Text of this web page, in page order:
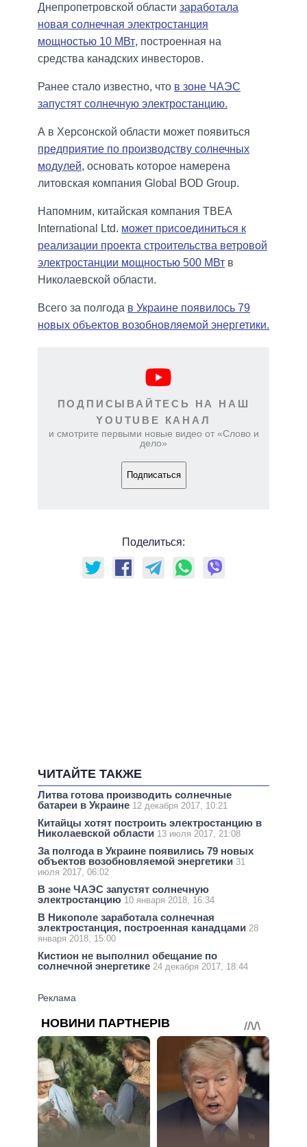
Днепропетровской области заработала
новая солнечная электростанция
мощностью 10 МВт, построенная на
средства канадских инвесторов.
Ранее стало известно, что в зоне ЧАЭС
запустят солнечную электростанцию.
А в Херсонской области может появиться
предприятие по производству солнечных
модулей, основать которое намерена
литовская компания Global BOD Group.
Напомним, китайская компания TBEA
International Ltd. может присоединиться к
реализации проекта строительства ветровой
электростанции мощностью 500 МВт в
Николаевской области.
Всего за полгода в Украине появилось 79
новых объектов возобновляемой энергетики.
ПОДПИСЫВАЙТЕСЬ НА НАШ
YOUTUBE КАНАЛ
и смотрите первыми новые видео от «Слово и
дело»
Подписаться
Поделиться:
ЧИТАЙТЕ ТАКЖЕ
Литва готова производить солнечные
батареи в Украине 12 декабря 2017, 10:21
Китайцы хотят построить электростанцию в
Николаевской области 13 июля 2017, 21:08
За полгода в Украине появились 79 новых
объектов возобновляемой энергетики 31
июля 2017, 06:02
В зоне ЧАЭС запустят солнечную
электростанцию 10 января 2018, 16:34
В Никополе заработала солнечная
электростанция, построенная канадцами 28
января 2018, 15:00
Кистион не выполнил обещание по
солнечной энергетике 24 декабря 2017, 18:44